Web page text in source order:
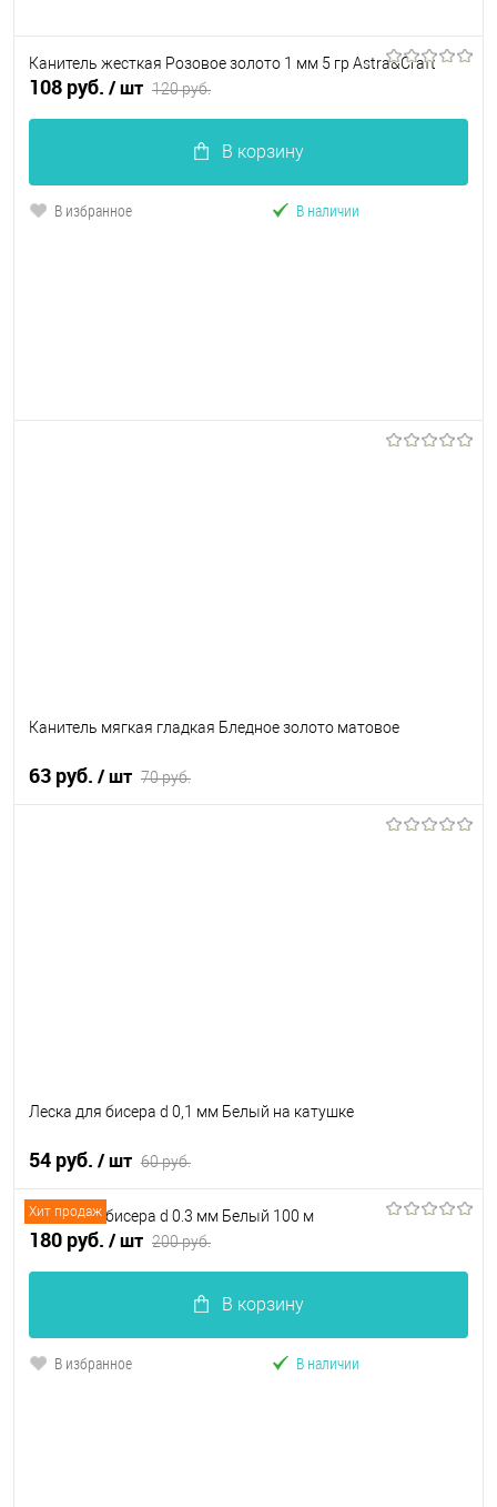
Канитель жесткая Розовое золото 1 мм 5 гр Astra&Craft
108 руб. / шт 120 руб.
В корзину
В избранное В наличии
Канитель мягкая гладкая Бледное золото матовое
63 руб. / шт 70 руб.
Леска для бисера d 0,1 мм Белый на катушке
54 руб. / шт 60 руб.
В корзину
Хит продаж
Леска для бисера d 0.3 мм Белый 100 м
180 руб. / шт 200 руб.
В корзину
В избранное В наличии